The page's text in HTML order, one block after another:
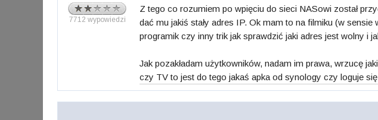
7712 wypowiedzi
Z tego co rozumiem po wpięciu do sieci NASowi został
dać mu jakiś stały adres IP. Ok mam to na filmiku (w
programik czy inny trik jak sprawdzić jaki adres jest wolny i
Jak pozakładam użytkowników, nadam im prawa, wrzucę
czy TV to jest do tego jakaś apka od synology czy loguje